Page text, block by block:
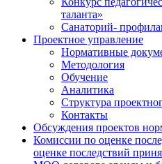
таланта»
Санаторий-
Проектное управление
Нормативные
Методология
Обучение
Аналитика
Структура
Контакты
Обсуждения проектов
Комиссии по оценке
оценке последствий